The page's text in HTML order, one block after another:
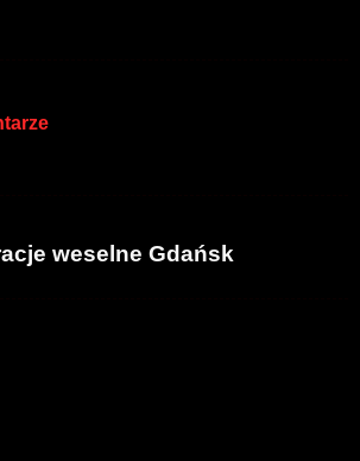
weselne Gdańsk